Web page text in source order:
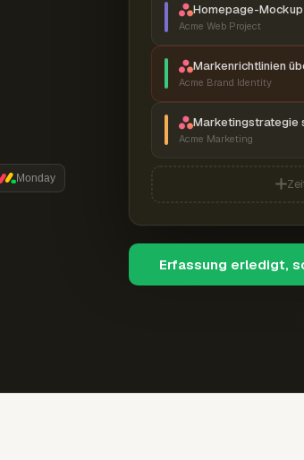
Monday
Homepage-
Acme Web Project
Markenrichtlinien
Acme Brand Identity
Marketingstrategie
Acme Marketing
Erfassung erledigt,